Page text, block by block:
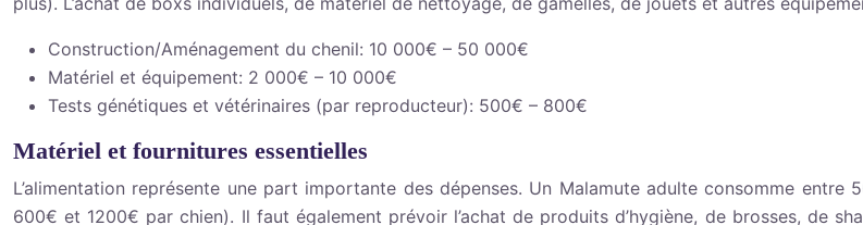
Construction/Aménagement du chenil: 10 000€ – 50 000€
Matériel et équipement: 2 000€ – 10 000€
Tests génétiques et vétérinaires (par reproducteur): 500€ – 800€
Matériel et fournitures essentielles
L’alimentation représente une part importante des dépenses. Un Malamute adulte consomme
600€ et 1200€ par chien). Il faut également prévoir l’achat de produits d’hygiène, de brosses, de